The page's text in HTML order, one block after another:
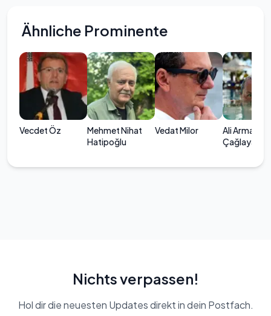
Ähnliche Prominente
Vecdet Öz
Mehmet Nihat
Hatipoğlu
Vedat Milor
Ali Armağan
Çağlayan
Nichts verpassen!
Hol dir die neuesten Updates direkt in dein Postfach.